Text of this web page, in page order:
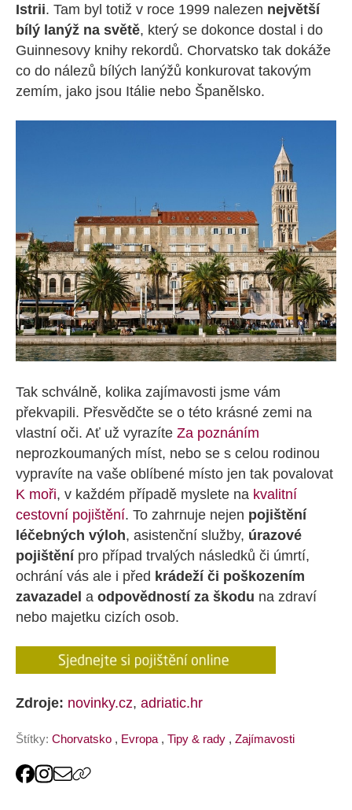
Istrii. Tam byl totiž v roce 1999 nalezen největší
bílý lanýž na světě, který se dokonce dostal i do
Guinnesovy knihy rekordů. Chorvatsko tak dokáže
co do nálezů bílých lanýžů konkurovat takovým
zemím, jako jsou Itálie nebo Španělsko.
Tak schválně, kolika zajímavosti jsme vám
překvapili. Přesvědčte se o této krásné zemi na
vlastní oči. Ať už vyrazíte Za poznáním
neprozkoumaných míst, nebo se s celou rodinou
vypravíte na vaše oblíbené místo jen tak povalovat
K moři, v každém případě myslete na kvalitní
cestovní pojištění. To zahrnuje nejen pojištění
léčebných výloh, asistenční služby, úrazové
pojištění pro případ trvalých následků či úmrtí,
ochrání vás ale i před krádeží či poškozením
zavazadel a odpovědností za škodu na zdraví
nebo majetku cizích osob.
Zdroje: novinky.cz, adriatic.hr
Štítky: Chorvatsko , Evropa , Tipy & rady , Zajímavosti